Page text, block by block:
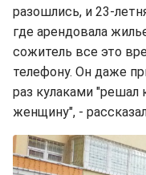
разошлись, и 23-
где арендовала
сожитель все это
телефону. Он даже
раз кулаками "решал
женщину", -